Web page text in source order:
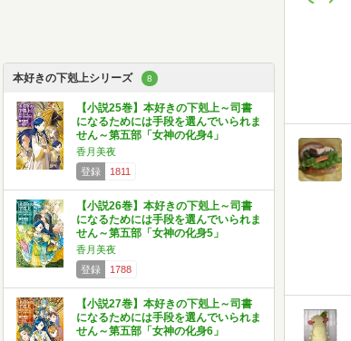
本好きの下剋上シリーズ 8
【小説25巻】本好きの下剋上～司書
になるためには手段を選んでいられま
せん～第五部「女神の化身4」
香月美夜
登録
1811
【小説26巻】本好きの下剋上～司書
になるためには手段を選んでいられま
せん～第五部「女神の化身5」
香月美夜
登録
1788
【小説27巻】本好きの下剋上～司書
になるためには手段を選んでいられま
せん～第五部「女神の化身6」